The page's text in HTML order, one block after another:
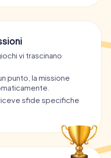
vi trascinano
punto, la missione
sfide specifiche